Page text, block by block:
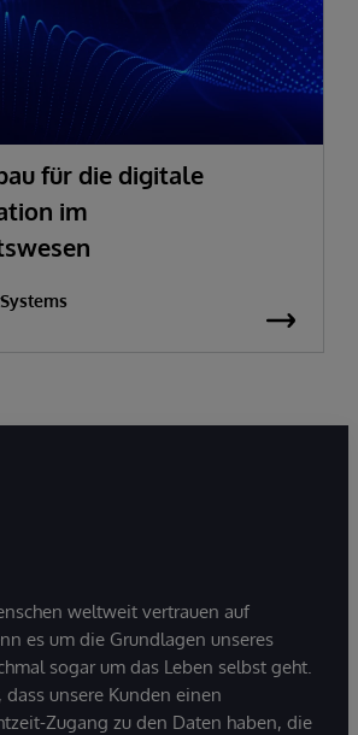
für die digitale
im
weltweit vertrauen auf
es um die Grundlagen unseres
sogar um das Leben selbst geht.
unsere Kunden einen
Zugang zu den Daten haben, die